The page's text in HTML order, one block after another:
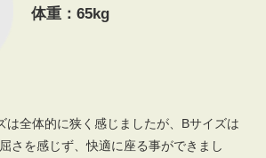
体重：65kg
は全体的に狭く感じましたが、Bサイズは
さを感じず、快適に座る事ができまし